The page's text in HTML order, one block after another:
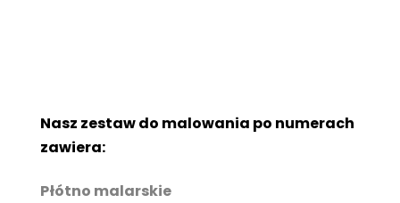
Nasz zestaw do malowania po numerach
zawiera:
Płótno malarskie